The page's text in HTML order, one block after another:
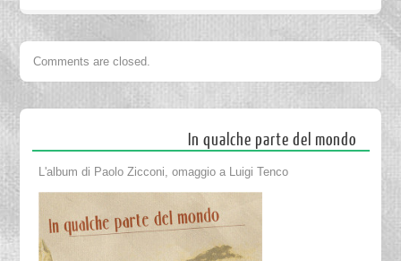
Comments are closed.
In qualche parte del mondo
L'album di Paolo Zicconi, omaggio a Luigi Tenco